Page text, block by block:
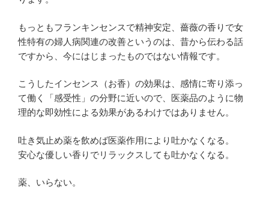
もっともフランキンセンスで精神安定、薔薇の香りで女
性特有の婦人病関連の改善というのは、昔から伝わる話
ですから、今にはじまったものではない情報です。
こうしたインセンス（お香）の効果は、感情に寄り添っ
て働く「感受性」の分野に近いので、医薬品のように物
理的な即効性による効果があるわけではありません。
吐き気止め薬を飲めば医薬作用により吐かなくなる。
安心な優しい香りでリラックスしても吐かなくなる。
薬、いらない。